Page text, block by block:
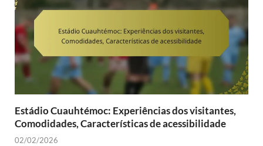
Estádio Cuauhtémoc: Experiências dos visitantes,
Comodidades, Características de acessibilidade
02/02/2026